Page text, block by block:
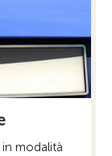
modalità